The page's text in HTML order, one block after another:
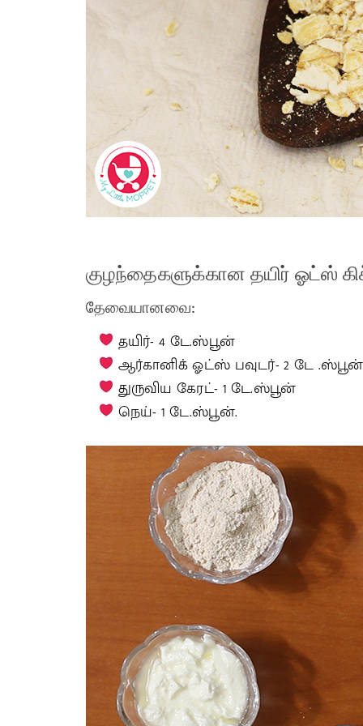
குழந்தைகளுக்கான தயிர் ஓட்ஸ்
தேவையானவை:
தயிர்- 4 டே.ஸ்பூன்
ஆர்கானிக் ஓட்ஸ் பவுடர்- 2 டே .ஸ்பூன்
துருவிய கேரட்- 1 டே.ஸ்பூன்
நெய்- 1 டே.ஸ்பூன்.